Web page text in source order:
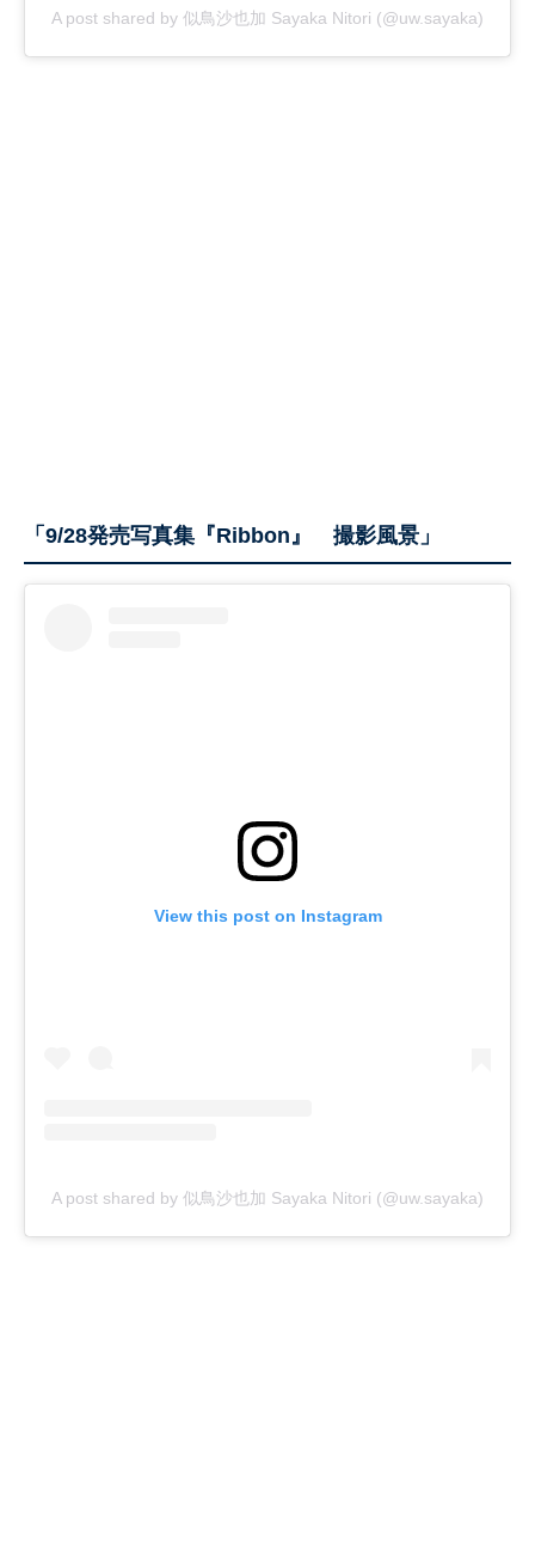
A post shared by 似鳥沙也加 Sayaka Nitori (@uw.sayaka)
「9/28発売写真集『Ribbon』 撮影風景」
View this post on Instagram
A post shared by 似鳥沙也加 Sayaka Nitori (@uw.sayaka)